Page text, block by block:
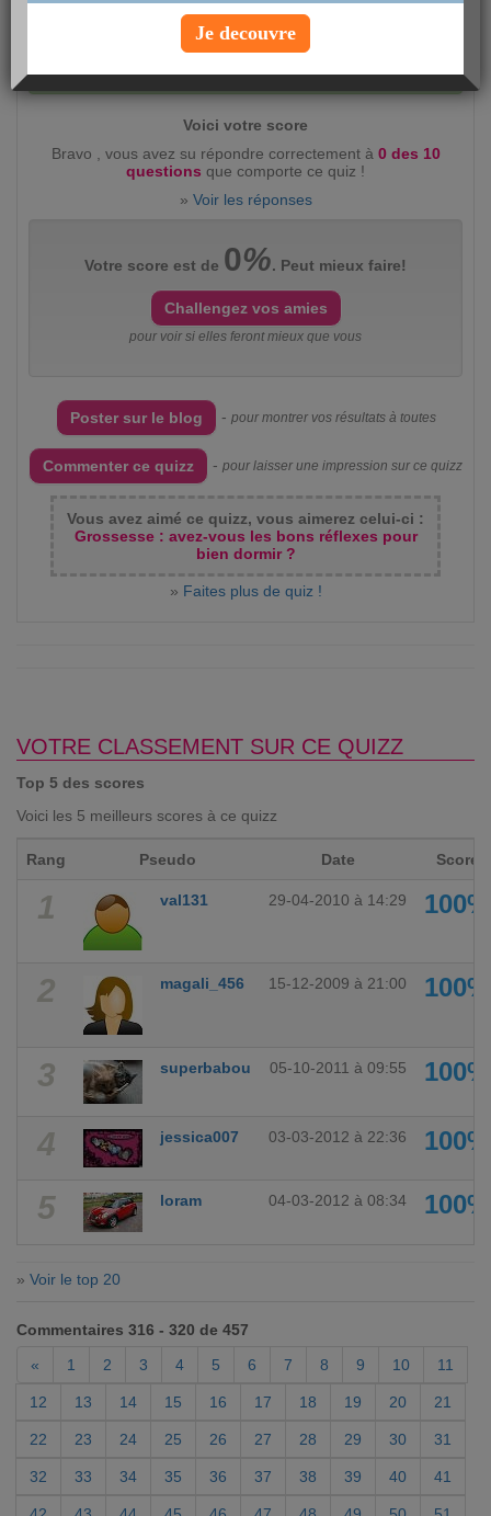
Evaluez ce quizz : intéressant (2360)
Voici votre score
Bravo , vous avez su répondre correctement à 0 des 10
questions que comporte ce quiz !
» Voir les réponses
Votre score est de 0%. Peut mieux faire!
Challengez vos amies
pour voir si elles feront mieux que vous
Poster sur le blog - pour montrer vos résultats à toutes
Commenter ce quizz - pour laisser une impression sur ce quizz
Vous avez aimé ce quizz, vous aimerez celui-ci :
Grossesse : avez-vous les bons réflexes pour
bien dormir ?
» Faites plus de quiz !
VOTRE CLASSEMENT SUR CE QUIZZ
Top 5 des scores
Voici les 5 meilleurs scores à ce quizz
Rang Pseudo Date Score
1 val131 29-04-2010 à 14:29 100%
2 magali_456 15-12-2009 à 21:00 100%
3 superbabou 05-10-2011 à 09:55 100%
4 jessica007 03-03-2012 à 22:36 100%
5 loram 04-03-2012 à 08:34 100%
» Voir le top 20
Commentaires 316 - 320 de 457
«
1 2 3 4 5 6 7 8 9 10 11
12 13 14 15 16 17 18 19 20 21
22 23 24 25 26 27 28 29 30 31
32 33 34 35 36 37 38 39 40 41
Je decouvre